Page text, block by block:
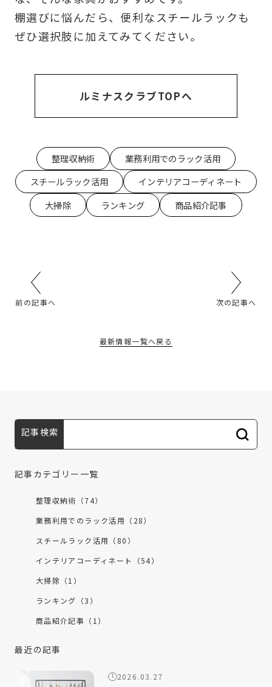
棚選びに悩んだら、便利なスチールラックも
ぜひ選択肢に加えてみてください。
ルミナスクラブTOPへ
整理収納術
業務利用でのラック活用
スチールラック活用
インテリアコーディネート
大掃除
ランキング 商品紹介記事
前の記事へ
最新情報一覧へ戻る
次の記事へ
記事検索
記事カテゴリー一覧
整理収納術（74）
業務利用でのラック活用（28）
スチールラック活用（80）
インテリアコーディネート（54）
大掃除（1）
ランキング（3）
商品紹介記事（1）
最近の記事
2026.03.27